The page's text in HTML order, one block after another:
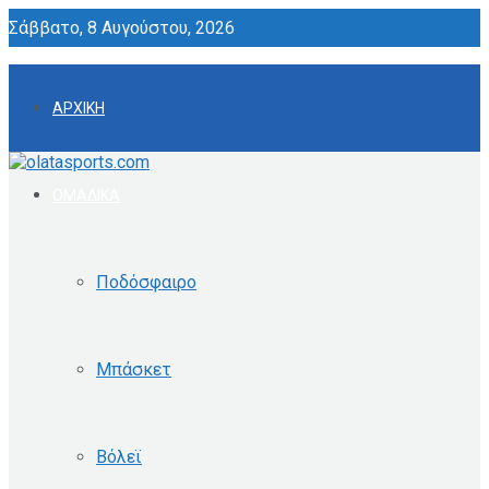
Σάββατο, 8 Αυγούστου, 2026
ΑΡΧΙΚΗ
Ποδόσφαιρο
Μπάσκετ
Βόλεϊ